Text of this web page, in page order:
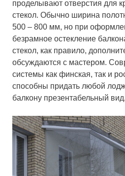
проделывают отверстия для
стекол. Обычно ширина
500 – 800 мм, но при
безрамное остекление
стекол, как правило,
обсуждаются с мастером.
системы как финская, так и
способны придать любой
балкону презентабельный вид.